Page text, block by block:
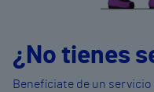
¿No tienes
Benefíciate de un